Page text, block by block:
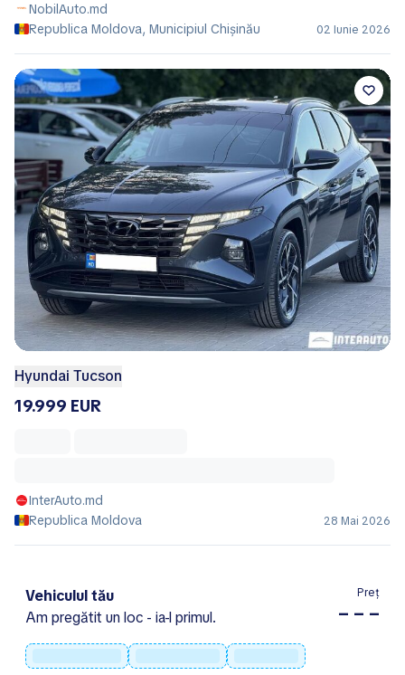
NobilAuto.md
Republica Moldova, Municipiul Chișinău
02 Iunie 2026
Hyundai Tucson
19.999 EUR
InterAuto.md
Republica Moldova
28 Mai 2026
Vehiculul tău
Am pregătit un loc - ia-l primul.
Preț
– – –